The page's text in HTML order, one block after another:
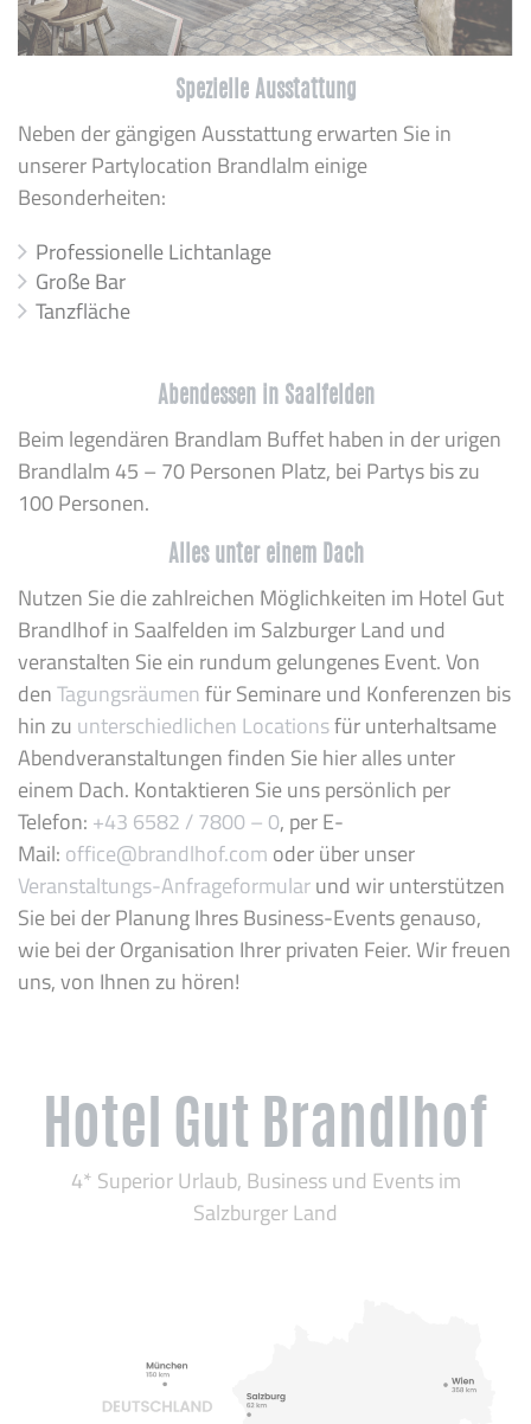
Spezielle Ausstattung
Neben der gängigen Ausstattung erwarten Sie in
unserer Partylocation Brandlalm einige
Besonderheiten:
Professionelle Lichtanlage
Große Bar
Tanzfläche
Abendessen in Saalfelden
Beim legendären Brandlam Buffet haben in der urigen
Brandlalm 45 – 70 Personen Platz, bei Partys bis zu
100 Personen.
Alles unter einem Dach
Nutzen Sie die zahlreichen Möglichkeiten im Hotel Gut
Brandlhof in Saalfelden im Salzburger Land und
veranstalten Sie ein rundum gelungenes Event. Von
denTagungsräumenfür Seminare und Konferenzen bis
hin zu unterschiedlichen Locationsfür unterhaltsame
Abendveranstaltungen finden Sie hier alles unter
einem Dach. Kontaktieren Sie uns persönlich per
Telefon: +43 6582 / 7800 – 0, per E-
Mail: office@brandlhof.com oder über unser
Veranstaltungs-Anfrageformularund wir unterstützen
Sie bei der Planung Ihres Business-Events genauso,
wie bei der Organisation Ihrer privaten Feier. Wir freuen
uns, von Ihnen zu hören!
Hotel Gut Brandlhof
4* Superior Urlaub, Business und Events im
Salzburger Land